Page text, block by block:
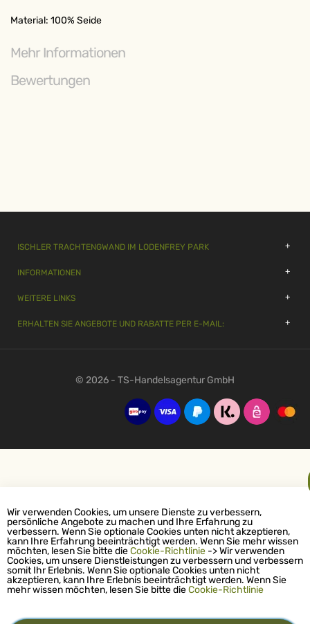
Material: 100% Seide
Mehr Informationen
Bewertungen
ISCHLER TRACHTENGWAND IM LODENFREY PARK
INFORMATIONEN
WEITERE LINKS
ERHALTEN SIE ANGEBOTE UND RABATTE PER E-MAIL:
© 2026 - TS-Handelsagentur GmbH
Wir verwenden Cookies, um unsere Dienste zu verbessern,
persönliche Angebote zu machen und Ihre Erfahrung zu
verbessern. Wenn Sie optionale Cookies unten nicht akzeptieren,
kann Ihre Erfahrung beeinträchtigt werden. Wenn Sie mehr wissen
möchten, lesen Sie bitte dieCookie-Richtlinie -> Wir verwenden
Cookies, um unsere Dienstleistungen zu verbessern und verbessern
somit Ihr Erlebnis. Wenn Sie optionale Cookies unten nicht
akzeptieren, kann Ihre Erlebnis beeinträchtigt werden. Wenn Sie
mehr wissen möchten, lesen Sie bitte dieCookie-Richtlinie